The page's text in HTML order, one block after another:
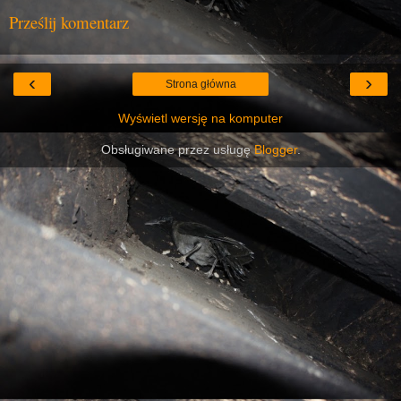
Prześlij komentarz
‹ ›
Strona główna
Wyświetl wersję na komputer
Obsługiwane przez usługęBlogger.